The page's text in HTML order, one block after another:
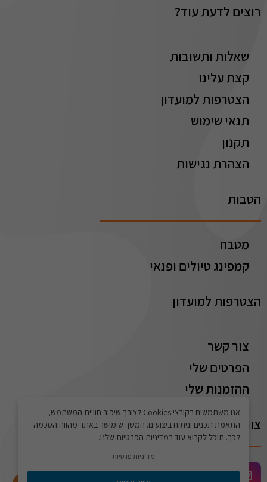
אנו משתמשים בקובצי Cookies לצורך שיפור חוויית המשתמש,
התאמת תכנים וניתוח ביצועים. המשך שימושך באתר מהווה הסכמה
לכך. תוכל לקרוא עוד במדיניות הפרטיות שלנו.
מדיניות פרטיות
רוצים לדעת עוד?
שאלות ותשובות
קצת עלינו
הצטרפות למועדון
תנאי שימוש
תקנון
הצהרת נגישות
הטבות
מטבח
קמפינג טיולים ופנאי
הצטרפות למועדון
צור קשר
הפרטים שלי
ההזמנות שלי
צור קשר